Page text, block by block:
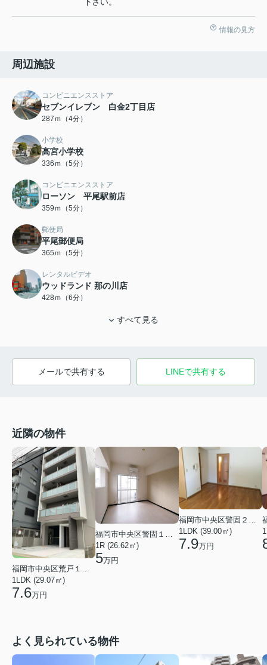
情報の見方
周辺施設
コンビニエンスストア
セブンイレブン 白金2丁目店
287ｍ（4分）
小学校
高宮小学校
336ｍ（5分）
コンビニエンスストア
ローソン 平尾駅前店
359ｍ（5分）
郵便局
平尾郵便局
365ｍ（5分）
レンタルビデオ
ウッドランド 那の川店
428ｍ（6分）
すべて見る
メールで共有する LINEで共有する
近隣の物件
1LDK (29.07㎡)
7.6万円
福岡市中央区警固１丁目
1R (26.62㎡)
5万円
1LDK (39.00㎡)
7.9万円
よく見られている物件